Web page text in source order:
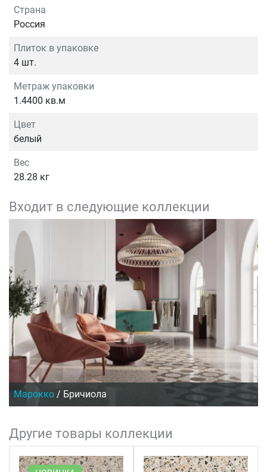
Страна
Россия
Плиток в упаковке
4 шт.
Метраж упаковки
1.4400 кв.м
Цвет
белый
Вес
28.28 кг
Входит в следующие коллекции
Марокко / Бричиола
Другие товары коллекции